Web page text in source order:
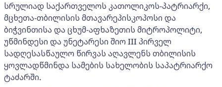
სრულიად საქართველოს კათოლიკოს-პატრიარქი,
მცხეთა-თბილისის მთავარეპისკოპოსი და
ბიჭვინთისა და ცხუმ-აფხაზეთის მიტროპოლიტი,
უწმინდესი და უნეტარესი შიო III პირველ
სადღესასწაულო წირვას აღავლენს თბილისის
ყოვლადწმინდა სამების სახელობის საპატრიარქო
ტაძარში.